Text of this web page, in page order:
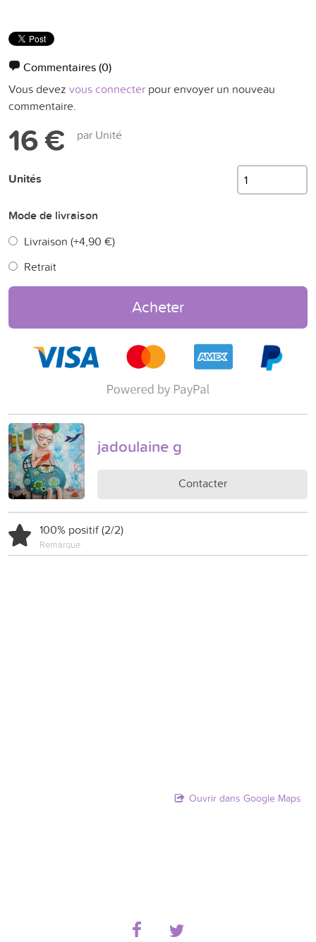
Commentaires(0)
Vous devez vous connecter pour envoyer un nouveau
commentaire.
16 € par Unité
Unités
Mode de livraison
Livraison (+4,90 €)
Retrait
Acheter
jadoulaine g
Contacter
100% positif (2/2)
Remarque
Ouvrir dans Google Maps